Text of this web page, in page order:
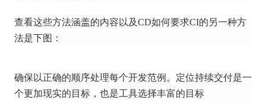
查看这些方法涵盖的内容以及CD如何要求CI的另一种方
法是下图：
确保以正确的顺序处理每个开发范例。 定位持续交付是一
个更加现实的目标，也是工具选择丰富的目标